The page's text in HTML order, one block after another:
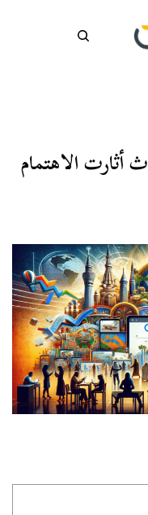
الاهتمام